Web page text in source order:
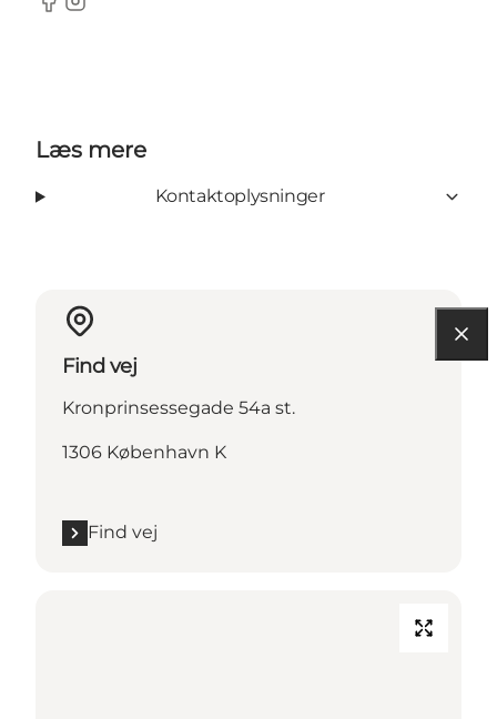
Facebook
Instagram
Læs mere
Kontaktoplysninger
Find vej
Kronprinsessegade 54a st.
1306 København K
Find vej